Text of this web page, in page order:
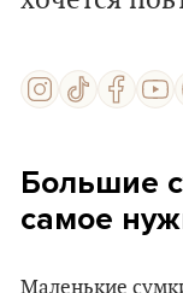
Большие
самое
Маленькие